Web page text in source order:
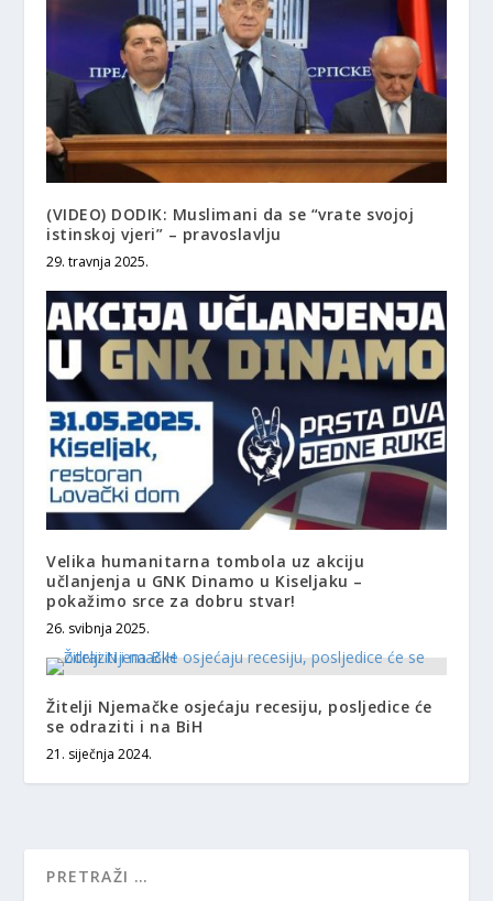
(VIDEO) DODIK: Muslimani da se “vrate svojoj
istinskoj vjeri” – pravoslavlju
29. travnja 2025.
Velika humanitarna tombola uz akciju
učlanjenja u GNK Dinamo u Kiseljaku –
pokažimo srce za dobru stvar!
26. svibnja 2025.
Žitelji Njemačke osjećaju recesiju, posljedice će
se odraziti i na BiH
21. siječnja 2024.